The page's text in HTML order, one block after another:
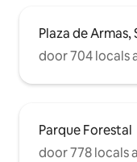
Plaza de Armas,
door 704 locals
Parque Forestal
door 778 locals